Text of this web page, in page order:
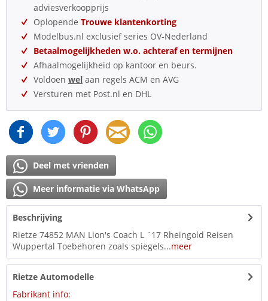
adviesverkoopprijs
Oplopende Trouwe klantenkorting
Modelbus.nl exclusief series OV-Nederland
Betaalmogelijkheden w.o. achteraf en termijnen
Afhaalmogelijkheid op kantoor en beurs.
Voldoen wel aan regels ACM en AVG
Versturen met Post.nl en DHL
Deel met vrienden
Meer informatie via WhatsApp
Beschrijving
Rietze 74852 MAN Lion's Coach L ´17 Rheingold Reisen
Wuppertal Toebehoren zoals spiegels...meer
Rietze Automodelle
Fabrikant info: